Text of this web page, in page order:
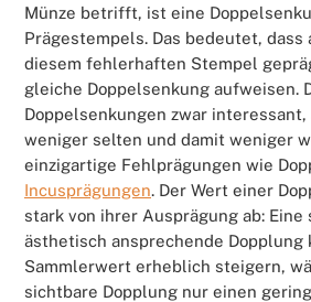
Münze betrifft, ist eine
Prägestempels. Das bedeutet, dass
diesem fehlerhaften Stempel
gleiche Doppelsenkung aufweisen.
Doppelsenkungen zwar
weniger selten und damit weniger
einzigartige Fehlprägungen wie
Incusprägungen . Der Wert einer
stark von ihrer Ausprägung ab:
ästhetisch ansprechende Dopplung
Sammlerwert erheblich steigern,
sichtbare Dopplung nur einen